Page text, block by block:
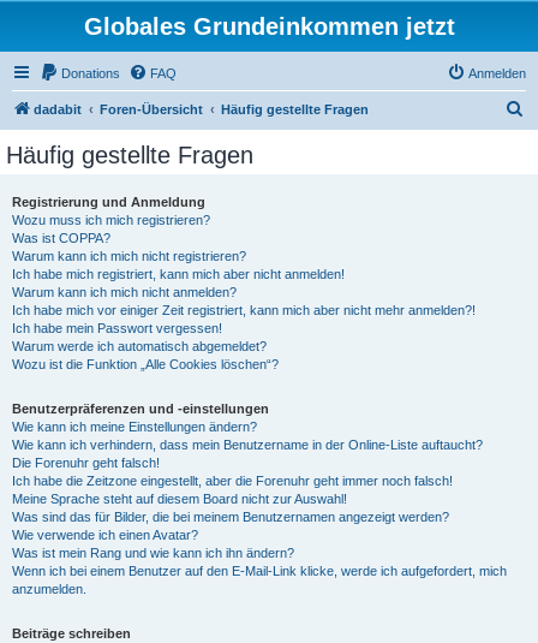
Globales Grundeinkommen jetzt
Donations FAQ Anmelden
dadabit Foren-Übersicht Häufig gestellte Fragen
Häufig gestellte Fragen
Registrierung und Anmeldung
Wozu muss ich mich registrieren?
Was ist COPPA?
Warum kann ich mich nicht registrieren?
Ich habe mich registriert, kann mich aber nicht anmelden!
Warum kann ich mich nicht anmelden?
Ich habe mich vor einiger Zeit registriert, kann mich aber nicht mehr anmelden?!
Ich habe mein Passwort vergessen!
Warum werde ich automatisch abgemeldet?
Wozu ist die Funktion „Alle Cookies löschen“?
Benutzerpräferenzen und -einstellungen
Wie kann ich meine Einstellungen ändern?
Wie kann ich verhindern, dass mein Benutzername in der Online-Liste auftaucht?
Die Forenuhr geht falsch!
Ich habe die Zeitzone eingestellt, aber die Forenuhr geht immer noch falsch!
Meine Sprache steht auf diesem Board nicht zur Auswahl!
Was sind das für Bilder, die bei meinem Benutzernamen angezeigt werden?
Wie verwende ich einen Avatar?
Was ist mein Rang und wie kann ich ihn ändern?
Wenn ich bei einem Benutzer auf den E-Mail-Link klicke, werde ich aufgefordert, mich
anzumelden.
Beiträge schreiben